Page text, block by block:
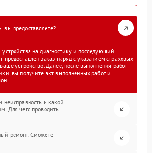
вы предоставляете?
на диагностику и последующий
предоставлен заказ-наряд с указанием страховых
устройство. Далее, после выполнения работ
вы получите акт выполненных работ и
и какой
Для чего проводить
ремонт. Сможете